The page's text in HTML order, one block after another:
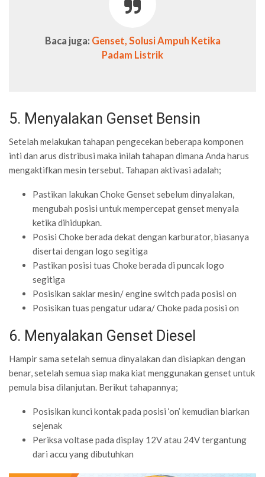
Baca juga: Genset, Solusi Ampuh Ketika
Padam Listrik
5. Menyalakan Genset Bensin
Setelah melakukan tahapan pengecekan beberapa komponen
inti dan arus distribusi maka inilah tahapan dimana Anda harus
mengaktifkan mesin tersebut. Tahapan aktivasi adalah;
Pastikan lakukan Choke Genset sebelum dinyalakan,
mengubah posisi untuk mempercepat genset menyala
ketika dihidupkan.
Posisi Choke berada dekat dengan karburator, biasanya
disertai dengan logo segitiga
Pastikan posisi tuas Choke berada di puncak logo
segitiga
Posisikan saklar mesin/ engine switch pada posisi on
Posisikan tuas pengatur udara/ Choke pada posisi on
6. Menyalakan Genset Diesel
Hampir sama setelah semua dinyalakan dan disiapkan dengan
benar, setelah semua siap maka kiat menggunakan genset untuk
pemula bisa dilanjutan. Berikut tahapannya;
Posisikan kunci kontak pada posisi ‘on’ kemudian biarkan
sejenak
Periksa voltase pada display 12V atau 24V tergantung
dari accu yang dibutuhkan